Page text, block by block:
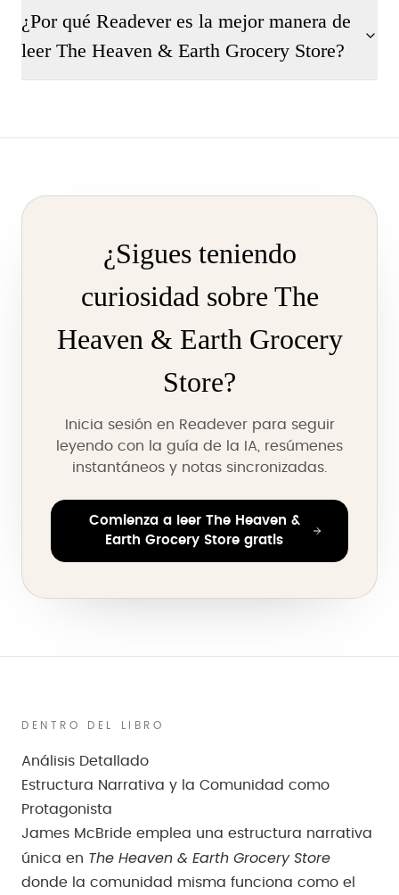
¿Por qué Readever es la mejor manera de
leer The Heaven & Earth Grocery Store?
¿Sigues teniendo
curiosidad sobre The
Heaven & Earth Grocery
Store?
Inicia sesión en Readever para seguir
leyendo con la guía de la IA, resúmenes
instantáneos y notas sincronizadas.
Comienza a leer The Heaven &
Earth Grocery Store gratis
DENTRO DEL LIBRO
Análisis Detallado
Estructura Narrativa y la Comunidad como
Protagonista
James McBride emplea una estructura narrativa
única en The Heaven & Earth Grocery Store
donde la comunidad misma funciona como el